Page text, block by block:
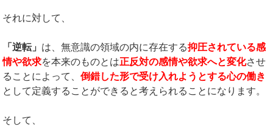
それに対して、
「逆転」 は、無意識の領域の内に存在する抑圧されている感
情や欲求を本来のものとは正反対の感情や欲求へと変化させ
ることによって、倒錯した形で受け入れようとする心の働き
として定義することができると考えられることになります。
そして、